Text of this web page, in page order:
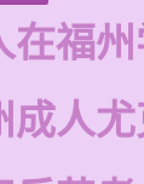
在福
成人